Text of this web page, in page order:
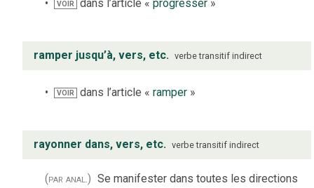
VOIR dans l’article «progresser »
ramper jusqu’à, vers, etc. verbe transitif indirect
VOIR dans l’article «ramper »
rayonner dans, vers, etc. verbe transitif indirect
(par anal.) Se manifester dans toutes les directions